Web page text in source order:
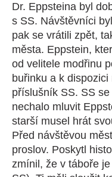
Dr. Eppsteina byl
s SS. Návštěvníci
pak se vrátili zpět,
města. Eppstein,
od velitele modřinu
buřinku a k
příslušník SS. SS
nechalo mluvit
starší musel hrát
Před návštěvou
proslov. Poskytl
zmínil, že v táboře